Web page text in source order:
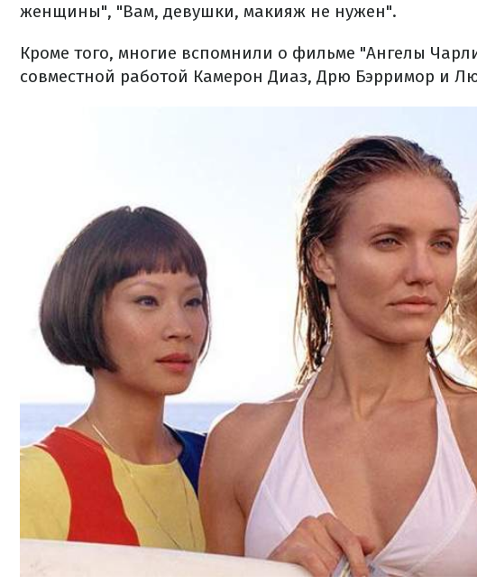
женщины", "Вам, девушки, макияж не нужен".
Кроме того, многие вспомнили о фильме "Ангелы
совместной работой Камерон Диаз, Дрю Бэрримор и